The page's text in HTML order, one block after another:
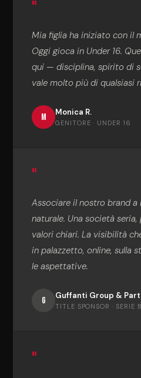
"
Mia figlia ha iniziato con il
Oggi gioca in Under 16.
qui — disciplina, spirito di
vale molto più di qualsiasi
M Monica R.
GENITORE · UNDER 16
"
Associare il nostro brand
naturale. Una società
valori chiari. La visibilità
in palazzetto, online, sulla
le aspettative.
G Guffanti Group &
TITLE SPONSOR · SERIE
"